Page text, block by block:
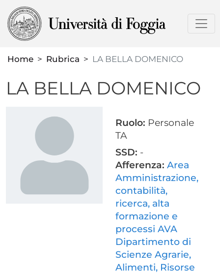
al
contenuto
Home
Rubrica LA BELLA DOMENICO
LA BELLA DOMENICO
Ruolo: Personale
TA
SSD: -
Afferenza: Area
Amministrazione,
contabilità,
ricerca, alta
formazione e
processi AVA
Dipartimento di
Scienze Agrarie,
Alimenti, Risorse